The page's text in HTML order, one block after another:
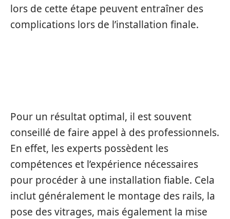
lors de cette étape peuvent entraîner des
complications lors de l’installation finale.
Pour un résultat optimal, il est souvent
conseillé de faire appel à des professionnels.
En effet, les experts possèdent les
compétences et l’expérience nécessaires
pour procéder à une installation fiable. Cela
inclut généralement le montage des rails, la
pose des vitrages, mais également la mise